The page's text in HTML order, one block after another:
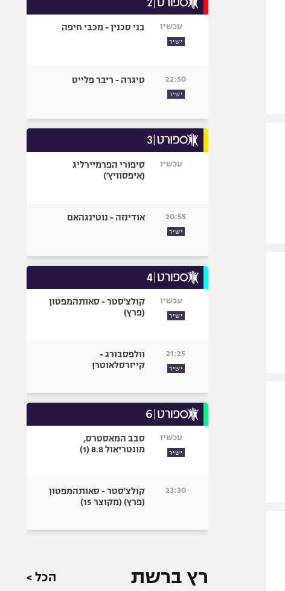
ספורט מוטורי
בייסבול MLB
גיימינג E-Sports
עכשיו
ישיר
בני סכנין - מכבי חיפה
22:50
ישיר
טיגרה - ריבר פלייט
עכשיו
סיפורי הפרמיירליג
(איפסוויץ')
20:55
ישיר
אודינזה - נוטינגהאם
עכשיו
ישיר
קולצ'סטר - סאותהמפטון
(פרץ)
21:25
ישיר
וולפסבורג -
קייזרסלאוטרן
עכשיו
ישיר
סבב המאסטרס,
מונטריאול 8.8 (1)
23:30
קולצ'סטר - סאותהמפטון
(פרץ) (מקוצר 15)
רץ ברשת הכל >